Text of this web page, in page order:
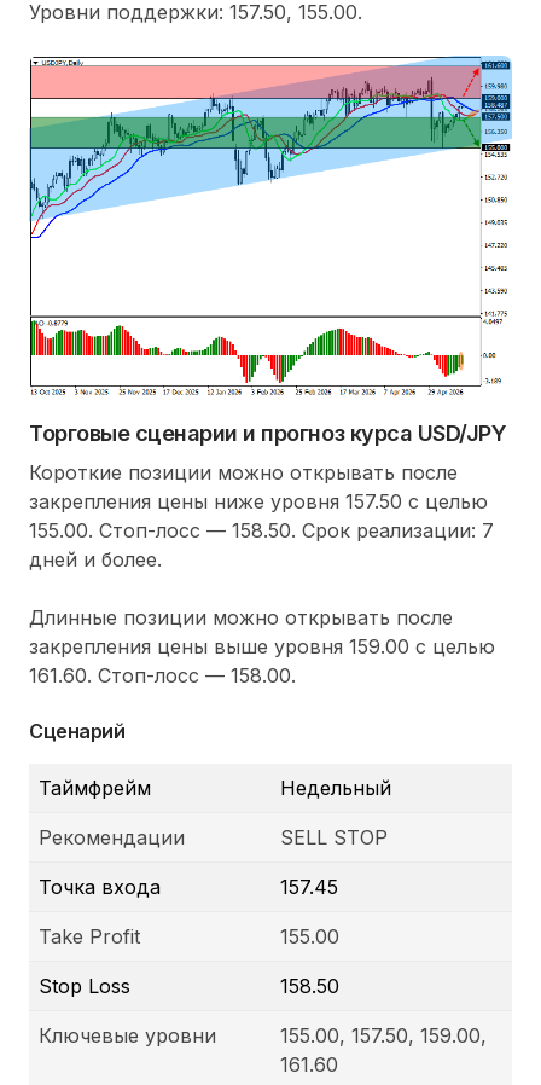
Уровни поддержки: 157.50, 155.00.
Торговые сценарии и прогноз курса USD/JPY
Короткие позиции можно открывать после
закрепления цены ниже уровня 157.50 с целью
155.00. Стоп-лосс — 158.50. Срок реализации: 7
дней и более.
Длинные позиции можно открывать после
закрепления цены выше уровня 159.00 с целью
161.60. Стоп-лосс — 158.00.
Сценарий
Таймфрейм Недельный
Рекомендации SELL STOP
Точка входа 157.45
Take Profit 155.00
Stop Loss 158.50
Ключевые уровни
155.00, 157.50, 159.00,
161.60